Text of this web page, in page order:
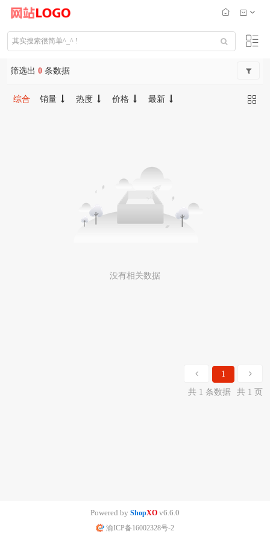
筛选出 0 条数据
综合 销量 热度 价格 最新
没有相关数据
1
共 1 条数据
共 1 页
Powered by ShopXO v6.6.0
渝ICP备16002328号-2